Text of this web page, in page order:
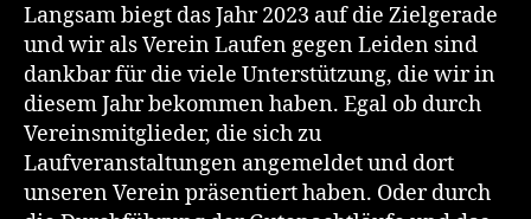
Langsam biegt das Jahr 2023 auf die Zielgerade
und wir als Verein Laufen gegen Leiden sind
dankbar für die viele Unterstützung, die wir in
diesem Jahr bekommen haben. Egal ob durch
Vereinsmitglieder, die sich zu
Laufveranstaltungen angemeldet und dort
unseren Verein präsentiert haben. Oder durch